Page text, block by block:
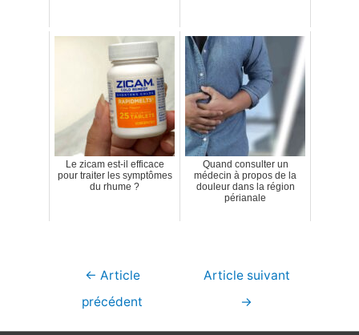
Le zicam est-il efficace
pour traiter les symptômes
du rhume ?
Quand consulter un
médecin à propos de la
douleur dans la région
périanale
Navigation
← Article
précédent
Article suivant
→